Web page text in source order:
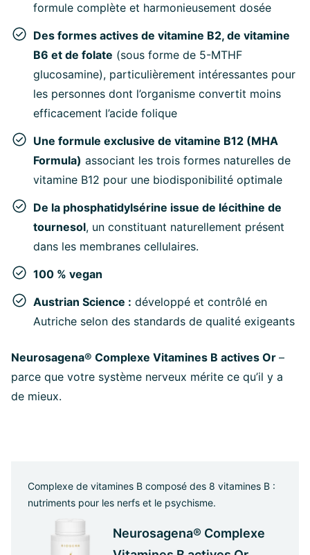
formule complète et harmonieusement dosée
Des formes actives de vitamine B2, de vitamine
B6 et de folate (sous forme de 5-MTHF
glucosamine), particulièrement intéressantes pour
les personnes dont l’organisme convertit moins
efficacement l’acide folique
Une formule exclusive de vitamine B12 (MHA
Formula) associant les trois formes naturelles de
vitamine B12 pour une biodisponibilité optimale
De la phosphatidylsérine issue de lécithine de
tournesol, un constituant naturellement présent
dans les membranes cellulaires.
100 % vegan
Austrian Science : développé et contrôlé en
Autriche selon des standards de qualité exigeants
Neurosagena® Complexe Vitamines B actives Or –
parce que votre système nerveux mérite ce qu’il y a
de mieux.
Complexe de vitamines B composé des 8 vitamines B :
nutriments pour les nerfs et le psychisme.
Neurosagena® Complexe